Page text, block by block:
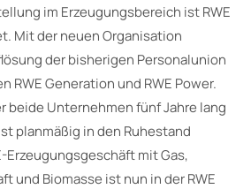
im Erzeugungsbereich ist RWE
Mit der neuen Organisation
der bisherigen Personalunion
RWE Generation und RWE Power.
beide Unternehmen fünf Jahre lang
planmäßig in den Ruhestand
Erzeugungsgeschäft mit Gas,
und Biomasse ist nun in der RWE